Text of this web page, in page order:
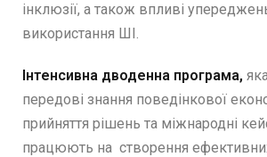
інклюзії, а також впливі
використання ШІ.
Інтенсивна дводенна програма,
передові знання поведінкової
прийняття рішень та міжнародні
працюють на створення